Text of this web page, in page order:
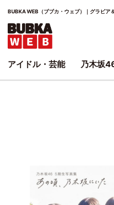
BUBKA WEB（ブブカ・ウェブ）｜グラビア
アイドル・芸能 乃木坂